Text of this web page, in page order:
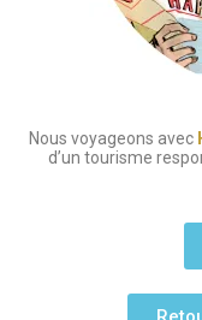
Nous voyageons avec
d’un tourisme